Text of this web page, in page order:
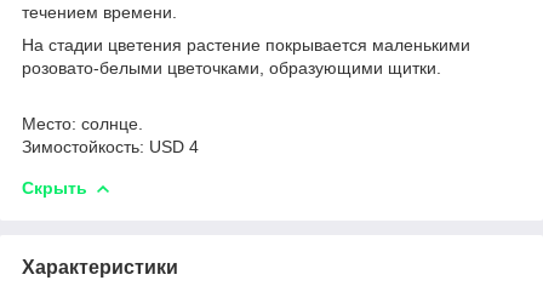
течением времени.
На стадии цветения растение покрывается маленькими
розовато-белыми цветочками, образующими щитки.
Место: солнце.
Зимостойкость: USD 4
Скрыть
Характеристики